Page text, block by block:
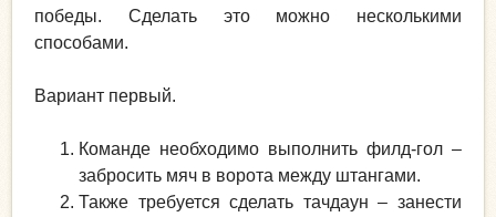
победы. Сделать это можно несколькими
способами.
Вариант первый.
Команде необходимо выполнить филд-гол –
забросить мяч в ворота между штангами.
Также требуется сделать тачдаун – занести